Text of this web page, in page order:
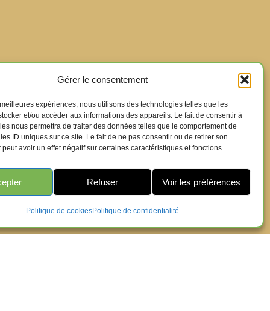
Gérer le consentement
expériences, nous utilisons des technologies telles que les
et/ou accéder aux informations des appareils. Le fait de consentir à
nous permettra de traiter des données telles que le comportement de
ID uniques sur ce site. Le fait de ne pas consentir ou de retirer son
avoir un effet négatif sur certaines caractéristiques et fonctions.
Refuser Voir les préférences
Politique de cookiesPolitique de confidentialité